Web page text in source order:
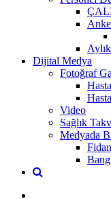
Dijital Medya
Fotoğraf
Video
Sağlık
Medyada